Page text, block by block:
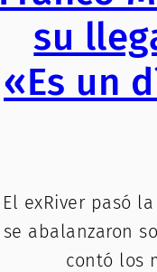
su
«Es un
El exRiver pasó
se abalanzaron
contó los